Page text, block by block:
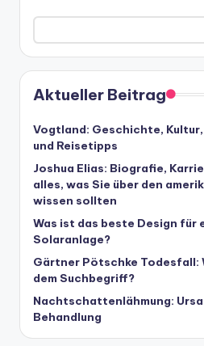
Aktueller Beitrag
Vogtland: Geschichte,
und Reisetipps
Joshua Elias: Biografie,
alles, was Sie über den
wissen sollten
Was ist das beste Design für
Solaranlage?
Gärtner Pötschke Todesfall:
dem Suchbegriff?
Nachtschattenlähmung:
Behandlung